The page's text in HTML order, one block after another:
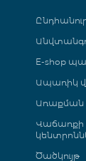
E-shop
Ապառիկ
Առաքման
Վաճառքի
Ծածկույթ